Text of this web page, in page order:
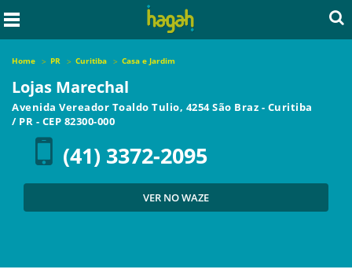
Home PR Curitiba Casa e Jardim
Lojas Marechal
Avenida Vereador Toaldo Tulio, 4254 São Braz - Curitiba
/ PR - CEP 82300-000
(41) 3372-2095
VER NO WAZE